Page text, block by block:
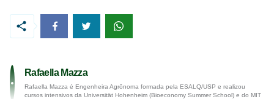
Rafaella Mazza
Rafaella Mazza é Engenheira Agrônoma formada pela ESALQ/USP e realizou
cursos intensivos da Universität Hohenheim (Bioeconomy Summer School) e do MIT